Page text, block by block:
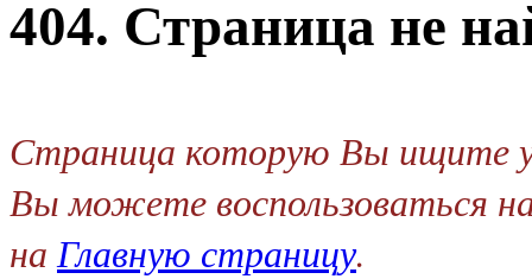
404. Страница не
Страница которую Вы ищите
Вы можете воспользоваться
наГлавную страницу.